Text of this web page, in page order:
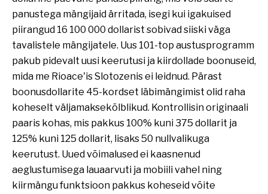
panustega mängijaid ärritada, isegi kui igakuised
piirangud 16 100 000 dollarist sobivad siiski väga
tavalistele mängijatele. Uus 101-top austusprogramm
pakub pidevalt uusi keerutusi ja kiirdollade boonuseid,
mida me Rioace'is Slotozenis ei leidnud. Pärast
boonusdollarite 45-kordset läbimängimist olid raha
koheselt väljamaksekõlblikud. Kontrollisin originaali
paaris kohas, mis pakkus 100% kuni 375 dollarit ja
125% kuni 125 dollarit, lisaks 50 nullvalikuga
keerutust. Uued võimalused ei kaasnenud
aeglustumisega lauaarvuti ja mobiili vahel ning
kiirmängu funktsioon pakkus koheseid võite